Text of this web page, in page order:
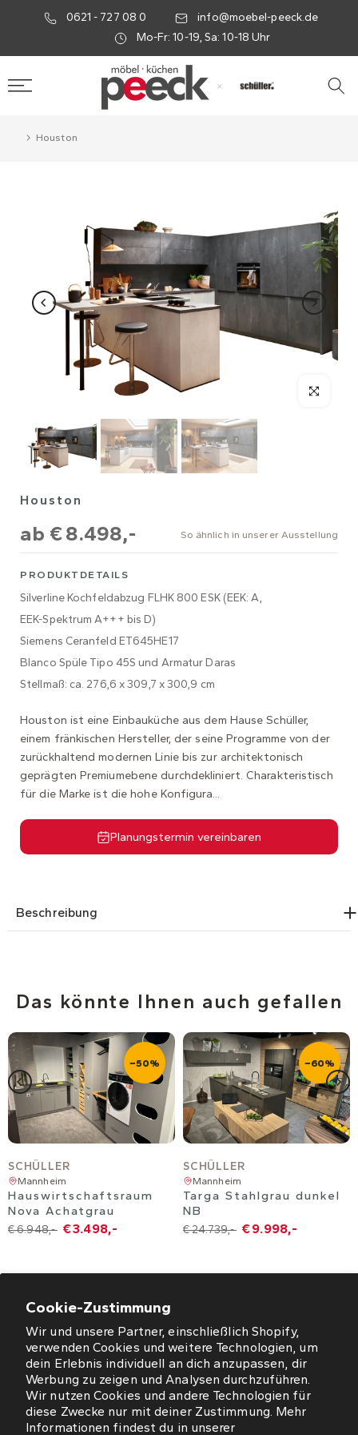
Cookie-Zustimmung
Wir und unsere Partner, einschließlich Shopify,
verwenden Cookies und weitere Technologien, um
dein Erlebnis individuell an dich anzupassen, dir
Werbung zu zeigen und Analysen durchzuführen.
Wir nutzen Cookies und andere Technologien für
diese Zwecke nur mit deiner Zustimmung. Mehr
Informationen findest du in unserer
0621 - 727 08 0
info@moebel-peeck.de
Mo-Fr: 10-19, Sa: 10-18 Uhr
×
Houston
Houston
ab € 8.498,- So ähnlich in unserer Ausstellung
PRODUKTDETAILS
Silverline Kochfeldabzug FLHK 800 ESK (EEK: A,
EEK-Spektrum A+++ bis D)
Siemens Ceranfeld ET645HE17
Blanco Spüle Tipo 45S und Armatur Daras
Stellmaß: ca. 276,6 x 309,7 x 300,9 cm
Houston ist eine Einbauküche aus dem Hause Schüller,
einem fränkischen Hersteller, der seine Programme von der
zurückhaltend modernen Linie bis zur architektonisch
geprägten Premiumebene durchdekliniert. Charakteristisch
für die Marke ist die hohe Konfigura...
Planungstermin vereinbaren
Beschreibung
Das könnte Ihnen auch gefallen
−50%
SCHÜLLER
Mannheim
Hauswirtschaftsraum
Nova Achatgrau
€ 6.948,- € 3.498,-
−60%
SCHÜLLER
Mannheim
Targa Stahlgrau dunkel
NB
€ 24.739,- € 9.998,-
ÖFFNUNGSZEITEN
NEWSLETTER
SO FINDEN SIE UNS